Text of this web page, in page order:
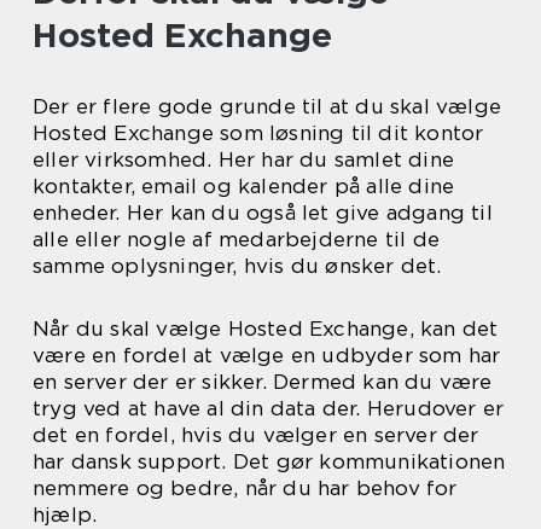
Hosted Exchange
Der er flere gode grunde til at du skal vælge
Hosted Exchange som løsning til dit kontor
eller virksomhed. Her har du samlet dine
kontakter, email og kalender på alle dine
enheder. Her kan du også let give adgang til
alle eller nogle af medarbejderne til de
samme oplysninger, hvis du ønsker det.
Når du skal vælge Hosted Exchange, kan det
være en fordel at vælge en udbyder som har
en server der er sikker. Dermed kan du være
tryg ved at have al din data der. Herudover er
det en fordel, hvis du vælger en server der
har dansk support. Det gør kommunikationen
nemmere og bedre, når du har behov for
hjælp.